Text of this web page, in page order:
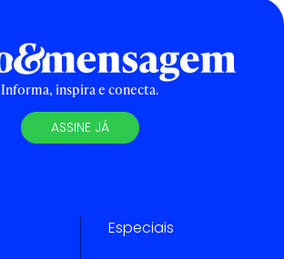
Informa, inspira e conecta.
ASSINE JÁ
Especiais